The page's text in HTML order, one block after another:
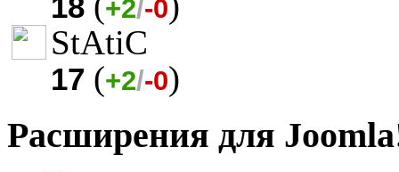
+2/-0
StAtiC
17 (+2/-0)
Расширения для